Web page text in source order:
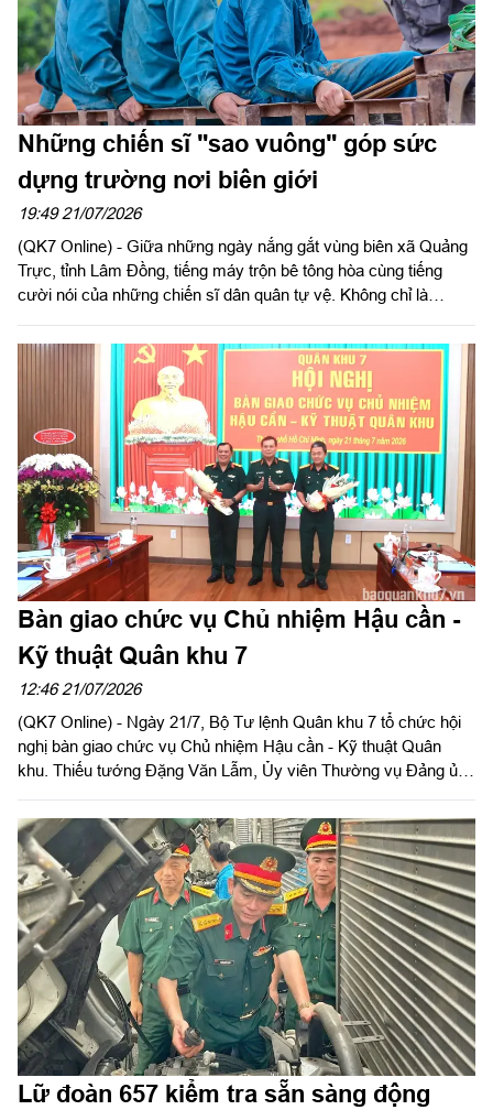
Những chiến sĩ "sao vuông" góp sức
dựng trường nơi biên giới
19:49 21/07/2026
(QK7 Online) - Giữa những ngày nắng gắt vùng biên xã Quảng
Trực, tỉnh Lâm Đồng, tiếng máy trộn bê tông hòa cùng tiếng
cười nói của những chiến sĩ dân quân tự vệ. Không chỉ là
người thợ xây đặc biệt, góp sức đẩy nhanh tiến độ Trường Phổ
thông nội trú liên cấp Tiểu học và THCS Quảng Trực.
Bàn giao chức vụ Chủ nhiệm Hậu cần -
Kỹ thuật Quân khu 7
12:46 21/07/2026
(QK7 Online) - Ngày 21/7, Bộ Tư lệnh Quân khu 7 tổ chức hội
nghị bàn giao chức vụ Chủ nhiệm Hậu cần - Kỹ thuật Quân
khu. Thiếu tướng Đặng Văn Lẫm, Ủy viên Thường vụ Đảng ủy,
Thiếu tướng Trần Đức Thắng, Phó Chủ nhiệm Chính trị Quân
khu; Đại tá Trần Hữu Nhân, Phó Tham mưu trưởng Quân khu;
lãnh đạo Ủy ban Kiểm tra Đảng ủy Quân khu; các đồng chí
trong Ban Chủ nhiệm Cục Hậu cần - Kỹ thuật Quân khu; thủ
trưởng các phòng chức năng Quân khu và các đơn vị trực
thuộc Cục Hậu cần - Kỹ thuật.
Lữ đoàn 657 kiểm tra sẵn sàng động